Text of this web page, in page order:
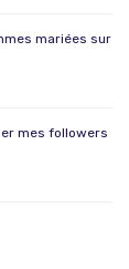
mariées sur
mes followers